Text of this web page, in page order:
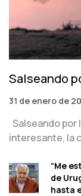
Salseando
31 de enero de
Salseando
interesante, la
“Me
de
hasta